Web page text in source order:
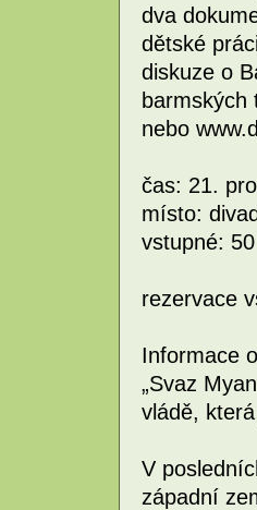
dva
dětské
diskuze o
nebo
čas: 21.
místo:
vstupné:
rezervace
Informace
„Svaz
vládě,
V
západní